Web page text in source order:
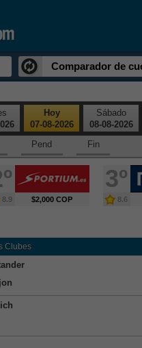
Comparador de
Hoy
07-08-2026
Sábado
08-08-2026
Pend Fin
8.9 $2,000 COP
3º
8.6
Clubes